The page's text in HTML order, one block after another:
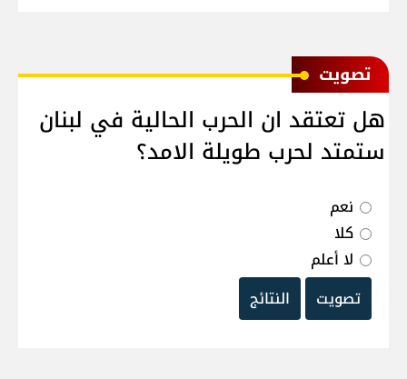
ﺗﺼﻮﻳﺖ
هل تعتقد ان الحرب الحالية في لبنان
ستمتد لحرب طويلة الامد؟
نعم
كلا
لا أعلم
تصويت
النتائج